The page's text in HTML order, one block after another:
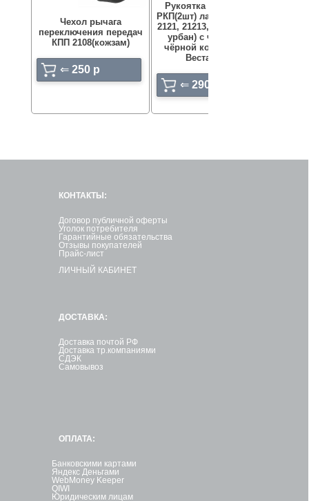
Чехол рычага
переключения передач
КПП 2108(кожзам)
⇐ 250 p
Рукоятка КПП(1шт) и
РКП(2шт) лада 4х4 (нива
2121, 21213, 21214, 2131,
урбан) с чехлами в
чёрной коже в стиле
Веста хром
⇐ 2900 p
КОНТАКТЫ:
Договор публичной оферты
Уголок потребителя
Гарантийные обязательства
Отзывы покупателей
Прайс-лист
ЛИЧНЫЙ КАБИНЕТ
ДОСТАВКА:
Доставка почтой РФ
Доставка тр.компаниями
СДЭК
Самовывоз
ОПЛАТА:
Банковскими картами
Яндекс Деньгами
WebMoney Keeper
QIWI
Юридическим лицам